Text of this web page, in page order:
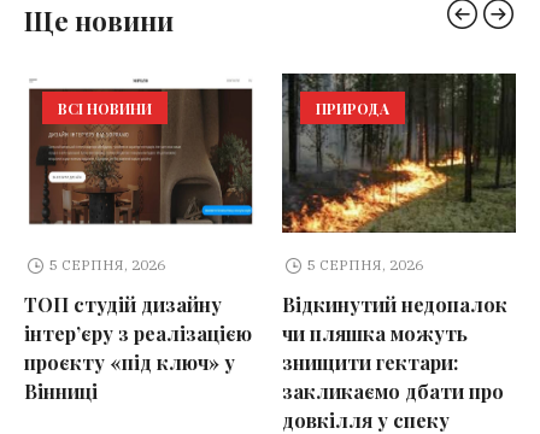
Ще новини
ВСІ НОВИНИ
5 СЕРПНЯ, 2026
ТОП студій дизайну
інтер’єру з реалізацією
проєкту «під ключ» у
Вінниці
ПРИРОДА
5 СЕРПНЯ, 2026
Відкинутий недопалок
чи пляшка можуть
знищити гектари:
закликаємо дбати про
довкілля у спеку